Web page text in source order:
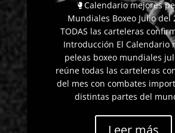
🥊Calendario mejores
Mundiales Boxeo Julio del
TODAS las carteleras
Introducción El Calendario
peleas boxeo mundiales
reúne todas las carteleras
del mes con combates
distintas partes del